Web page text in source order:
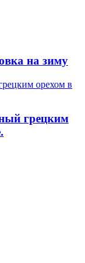
на зиму
грецким